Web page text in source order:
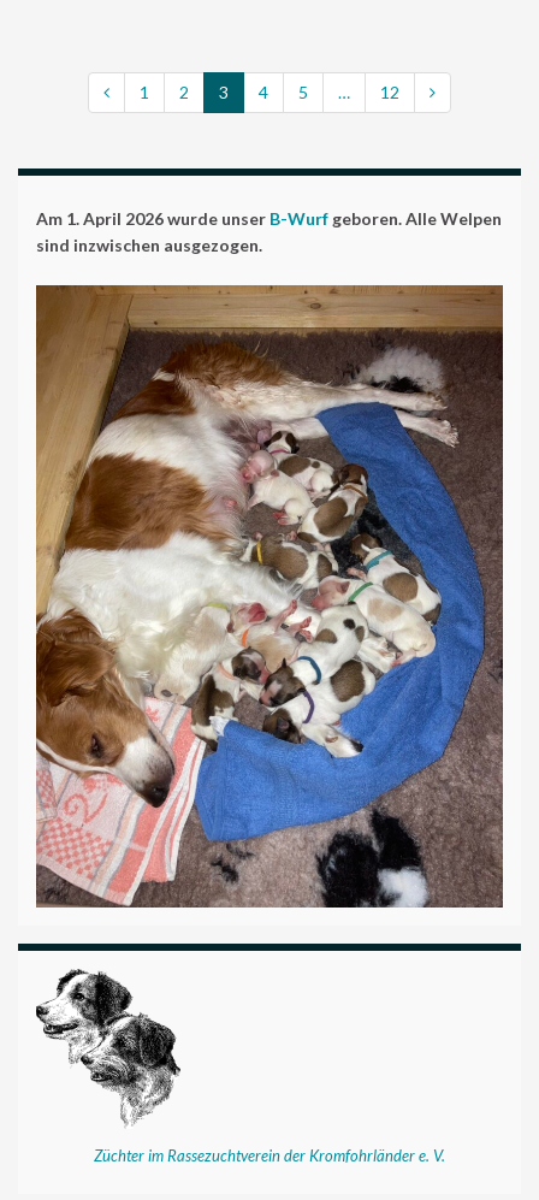
1 2 3 4 5 … 12
Am 1. April 2026 wurde unser B-Wurf geboren. Alle Welpen
sind inzwischen ausgezogen.
Züchter im Rassezuchtverein der Kromfohrländer e. V.